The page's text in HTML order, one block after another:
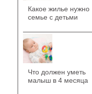
Какое жилье нужно
семье с детьми
Что должен уметь
малыш в 4 месяца